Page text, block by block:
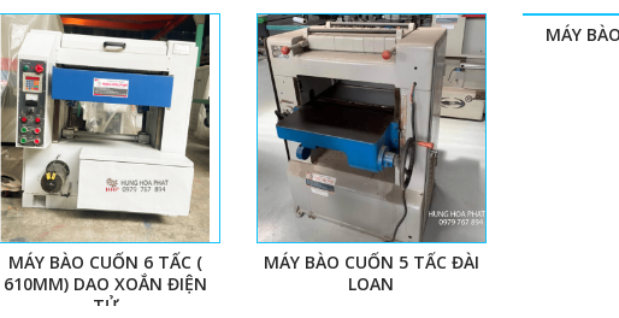
MÁY BÀO CUỐN 6 TẤC (
610MM) DAO XOẮN ĐIỆN
TỬ
MÁY BÀO CUỐN 5 TẤC ĐÀI
LOAN
MÁY